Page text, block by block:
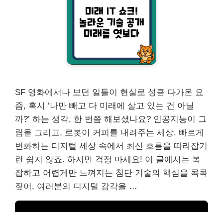
SF 영화에서나 보던 일들이 현실로 성큼 다가온 요
즘, 혹시 ‘나만 빼고 다 미래에 살고 있는 건 아닐
까?’ 하는 생각, 한 번쯤 해보셨나요? 인공지능이 그
림을 그리고, 로봇이 커피를 내려주는 세상. 빠르게
변화하는 디지털 세상 속에서 최신 흐름을 따라잡기
란 쉽지 않죠. 하지만 걱정 마세요! 이 글에서는 복
잡하고 어렵게만 느껴지는 첨단 기술의 핵심을 콕콕
짚어, 여러분의 디지털 감각을 …